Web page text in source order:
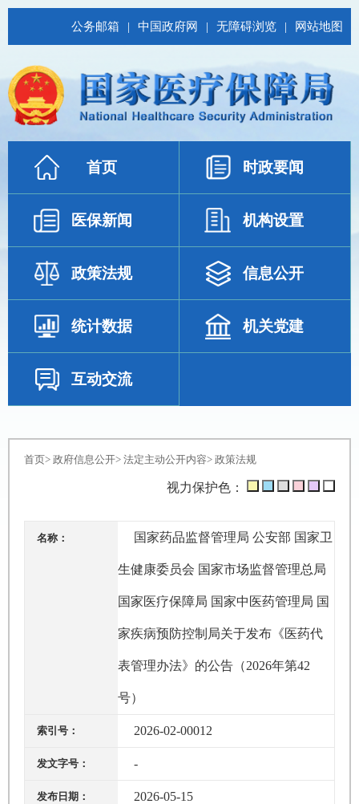
公务邮箱 | 中国政府网 | 无障碍浏览 | 网站地图
首页 时政要闻
医保新闻 机构设置
政策法规 信息公开
统计数据 机关党建
互动交流
首页> 政府信息公开> 法定主动公开内容> 政策法规
视力保护色：
名称： 国家药品监督管理局 公安部 国家卫
生健康委员会 国家市场监督管理总局
国家医疗保障局 国家中医药管理局 国
家疾病预防控制局关于发布《医药代
表管理办法》的公告（2026年第42
号）
索引号： 2026-02-00012
发文字号： -
发布日期： 2026-05-15